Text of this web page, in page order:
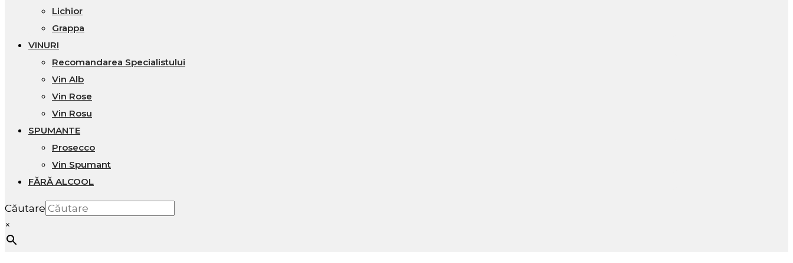
Lichior
Grappa
VINURI
Recomandarea Specialistului
Vin Alb
Vin Rose
Vin Rosu
SPUMANTE
Prosecco
Vin Spumant
FĂRĂ ALCOOL
Căutare
×